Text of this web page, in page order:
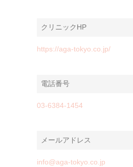
クリニックHP
https://aga-tokyo.co.jp/
電話番号
03-6384-1454
メールアドレス
info@aga-tokyo.co.jp